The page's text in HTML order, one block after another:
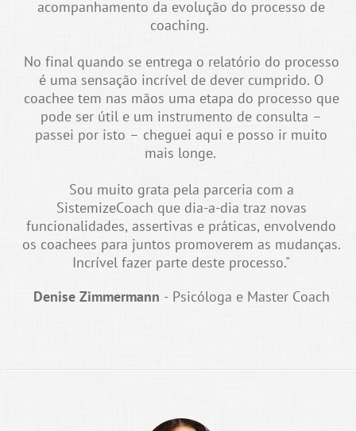
acompanhamento da evolução do processo de
coaching.
No final quando se entrega o relatório do processo
é uma sensação incrível de dever cumprido. O
coachee tem nas mãos uma etapa do processo que
pode ser útil e um instrumento de consulta –
passei por isto – cheguei aqui e posso ir muito
mais longe.
Sou muito grata pela parceria com a
SistemizeCoach que dia-a-dia traz novas
funcionalidades, assertivas e práticas, envolvendo
os coachees para juntos promoverem as mudanças.
Incrível fazer parte deste processo."
Denise Zimmermann - Psicóloga e Master Coach